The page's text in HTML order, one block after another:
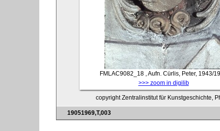
FMLAC9082_18 , Aufn. Cürlis, Peter, 1943/
>>> zoom in digilib
copyright Zentralinstitut für Kunstgeschichte,
19051969,T,003